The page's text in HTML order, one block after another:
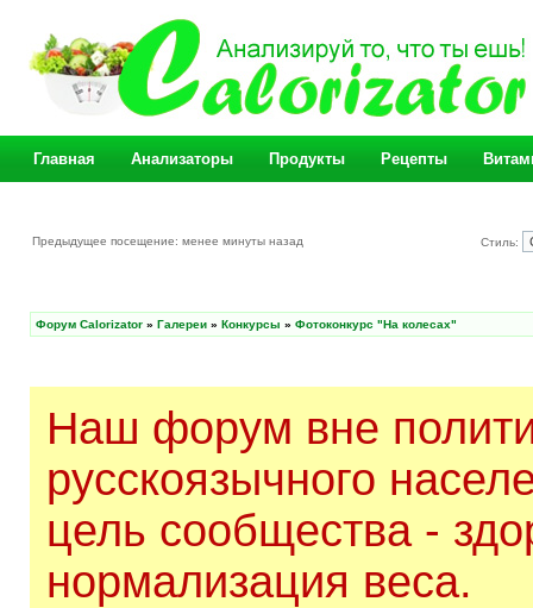
Главная Анализаторы Продукты Рецепты
Предыдущее посещение: менее минуты назад Стиль:
Форум Calorizator » Галереи » Конкурсы » Фотоконкурс "На колесах"
Наш форум вне
русскоязычного
цель сообщества -
нормализация веса.